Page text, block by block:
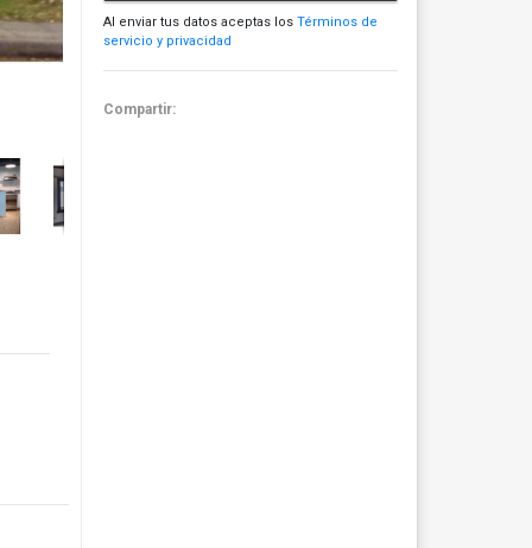
Al enviar tus datos aceptas los Términos de
servicio y privacidad
Compartir: